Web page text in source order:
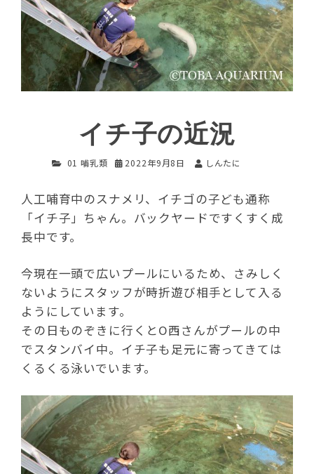
イチ子の近況
01 哺乳類 2022年9月8日 しんたに
人工哺育中のスナメリ、イチゴの子ども通称
「イチ子」ちゃん。バックヤードですくすく成
長中です。
今現在一頭で広いプールにいるため、さみしく
ないようにスタッフが時折遊び相手として入る
ようにしています。
その日ものぞきに行くとO西さんがプールの中
でスタンバイ中。イチ子も足元に寄ってきては
くるくる泳いでいます。